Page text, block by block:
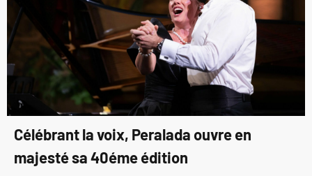
Célébrant la voix, Peralada ouvre en
majesté sa 40éme édition